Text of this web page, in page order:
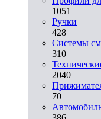
1051
Ручки
428
Системы
310
2040
70